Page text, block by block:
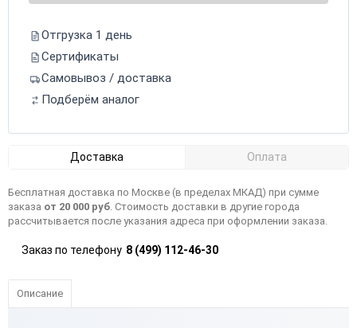
Отгрузка 1 день
Сертификаты
Самовывоз / доставка
Подберём аналог
Доставка Оплата
Бесплатная доставка по Москве (в пределах МКАД) при сумме
заказа от 20 000 руб. Стоимость доставки в другие города
рассчитывается после указания адреса при оформлении заказа.
Заказ по телефону 8 (499) 112-46-30
Описание